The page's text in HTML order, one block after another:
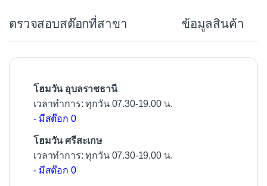
o
o
ตรวจสอบสต๊อกที่สาขา ข้อมูลสินค้า
โฮมวัน อุบลราชธานี
เวลาทำการ: ทุกวัน 07.30-19.00 น.
- มีสต๊อก 0
โฮมวัน ศรีสะเกษ
เวลาทำการ: ทุกวัน 07.30-19.00 น.
- มีสต๊อก 0